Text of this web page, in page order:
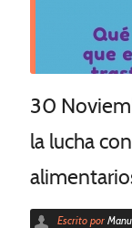
30
la lucha
Escrito por